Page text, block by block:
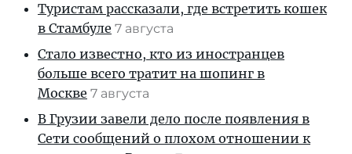
Туристам рассказали, где встретить кошек
в Стамбуле 7 августа
Стало известно, кто из иностранцев
больше всего тратит на шопинг в
Москве 7 августа
В Грузии завели дело после появления в
Сети сообщений о плохом отношении к